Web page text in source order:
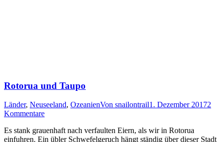
Rotorua und Taupo
Länder, Neuseeland, OzeanienVon snailontrail1. Dezember 20172
Kommentare
Es stank grauenhaft nach verfaulten Eiern, als wir in Rotorua
einfuhren. Ein übler Schwefelgeruch hängt ständig über dieser Stadt